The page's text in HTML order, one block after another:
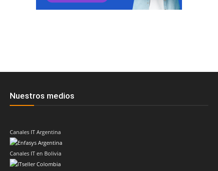
Nuestros medios
Canales IT Argentina
Canales IT en Bolivia